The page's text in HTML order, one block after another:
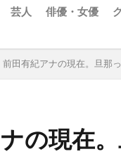
芸人 俳優・女優
前田有紀アナの現在。旦那
の現在